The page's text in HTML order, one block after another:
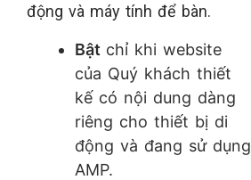
động và máy tính để bàn.
Bật chỉ khi website
của Quý khách thiết
kế có nội dung dàng
riêng cho thiết bị di
động và đang sử dụng
AMP.